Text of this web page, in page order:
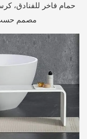
حمام فاخر للفنادق،
مصمم